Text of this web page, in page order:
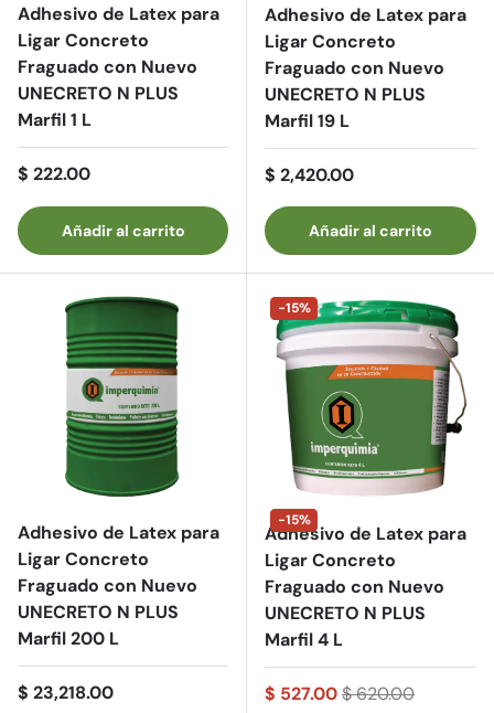
Adhesivo de Latex para
Ligar Concreto
Fraguado con Nuevo
UNECRETO N PLUS
Marfil 1 L
Precio normal
$ 222.00
Añadir al carrito
Adhesivo de Latex para
Ligar Concreto
Fraguado con Nuevo
UNECRETO N PLUS
Marfil 19 L
Precio normal
$ 2,420.00
Añadir al carrito
Adhesivo de Latex para
Ligar Concreto
Fraguado con Nuevo
UNECRETO N PLUS
Marfil 200 L
Precio normal
$ 23,218.00
-15%
Adhesivo de Latex para
Ligar Concreto
Fraguado con Nuevo
UNECRETO N PLUS
Marfil 4 L
$ 527.00$ 620.00
-15%